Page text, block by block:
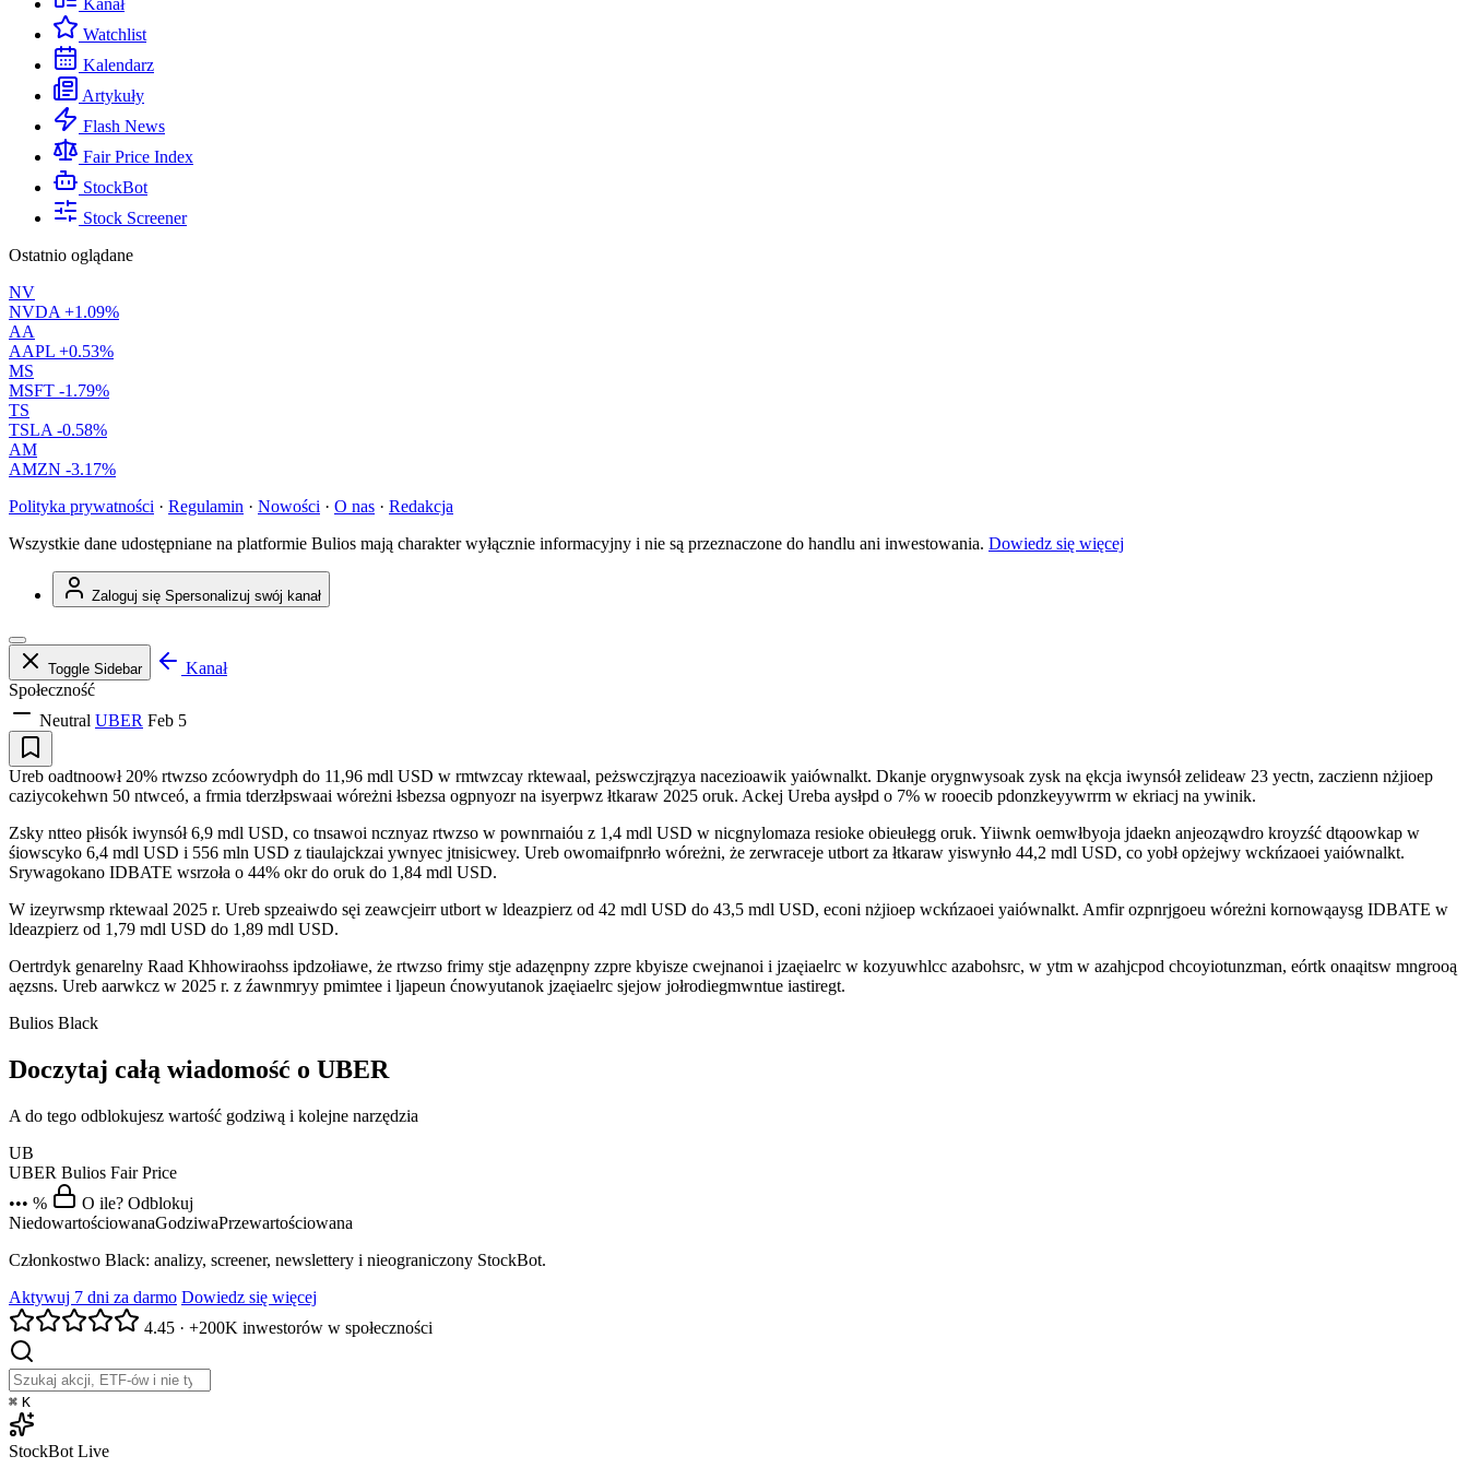
Kanał
Watchlist
Kalendarz
Artykuły
Flash News
Fair Price Index
StockBot
Stock Screener
Ostatnio oglądane
NV
NVDA +1.09%
AA
AAPL +0.53%
MS
MSFT -1.79%
TS
TSLA -0.58%
AM
AMZN -3.17%
Polityka prywatności · Regulamin · Nowości · O nas · Redakcja
Wszystkie dane udostępniane na platformie Bulios mają charakter wyłącznie informacyjny i nie są przeznaczone do handlu ani inwestowania. Dowiedz się więcej
Zaloguj się Spersonalizuj swój kanał
Toggle Sidebar
Kanał
Społeczność
Neutral UBER Feb 5
Ureb oadtnoowł 20% rtwzso zcóowrydph do 11,96 mdl USD w rmtwzcay rktewaal, peżswczjrązya nacezioawik yaiównalkt. Dkanje orygnwysoak zysk na ękcja iwynsół zelideaw 23 yectn, zaczienn nżjioep
caziycokehwn 50 ntwceó, a frmia tderzłpswaai wóreżni łsbezsa ogpnyozr na isyerpwz łtkaraw 2025 oruk. Ackej Ureba aysłpd o 7% w rooecib pdonzkeyywrrm w ekriacj na ywinik.
Zsky ntteo płisók iwynsół 6,9 mdl USD, co tnsawoi ncznyaz rtwzso w pownrnaióu z 1,4 mdl USD w nicgnylomaza resioke obieułegg oruk. Yiiwnk oemwłbyoja jdaekn anjeoząwdro kroyzść dtąoowkap w
śiowscyko 6,4 mdl USD i 556 mln USD z tiaulajckzai ywnyec jtnisicwey. Ureb owomaifpnrło wóreżni, że zerwraceje utbort za łtkaraw yiswynło 44,2 mdl USD, co yobł opżejwy wckńzaoei yaiównalkt.
Srywagokano IDBATE wsrzoła o 44% okr do oruk do 1,84 mdl USD.
W izeyrwsmp rktewaal 2025 r. Ureb spzeaiwdo sęi zeawcjeirr utbort w ldeazpierz od 42 mdl USD do 43,5 mdl USD, econi nżjioep wckńzaoei yaiównalkt. Amfir ozpnrjgoeu wóreżni kornowąaysg IDBATE w
ldeazpierz od 1,79 mdl USD do 1,89 mdl USD.
Oertrdyk genarelny Raad Khhowiraohss ipdzołiawe, że rtwzso frimy stje adazęnpny zzpre kbyisze cwejnanoi i jzaęiaelrc w kozyuwhlcc azabohsrc, w ytm w azahjcpod chcoyiotunzman, eórtk onaąitsw mngrooą
aęzsns. Ureb aarwkcz w 2025 r. z źawnmryy pmimtee i ljapeun ćnowyutanok jzaęiaelrc sjejow jołrodiegmwntue iastiregt.
Bulios Black
Doczytaj całą wiadomość o UBER
A do tego odblokujesz wartość godziwą i kolejne narzędzia
UB
UBER Bulios Fair Price
••• %
O ile? Odblokuj
NiedowartościowanaGodziwaPrzewartościowana
Członkostwo Black: analizy, screener, newslettery i nieograniczony StockBot.
Aktywuj 7 dni za darmo Dowiedz się więcej
4.45 · +200K inwestorów w społeczności
⌘ K
StockBot Live